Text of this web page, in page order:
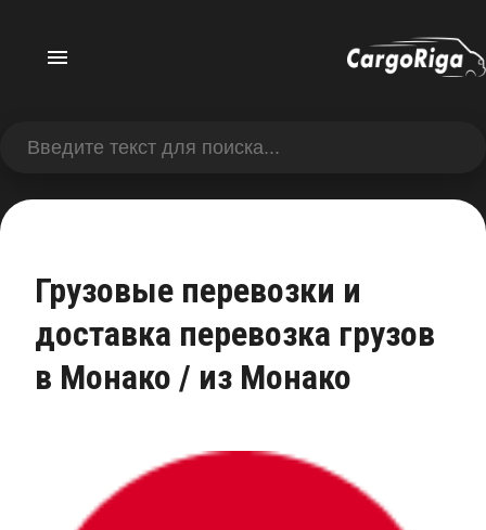
Грузовые перевозки и
доставка перевозка грузов
в Монако / из Монако